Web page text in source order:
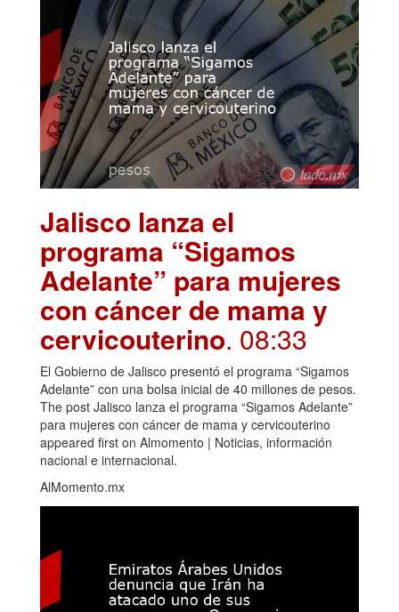
Jalisco lanza el
programa “Sigamos
Adelante” para mujeres
con cáncer de mama y
cervicouterino. 08:33
El Gobierno de Jalisco presentó el programa “Sigamos
Adelante” con una bolsa inicial de 40 millones de pesos.
The post Jalisco lanza el programa “Sigamos Adelante”
para mujeres con cáncer de mama y cervicouterino
appeared first on Almomento | Noticias, información
nacional e internacional.
AlMomento.mx